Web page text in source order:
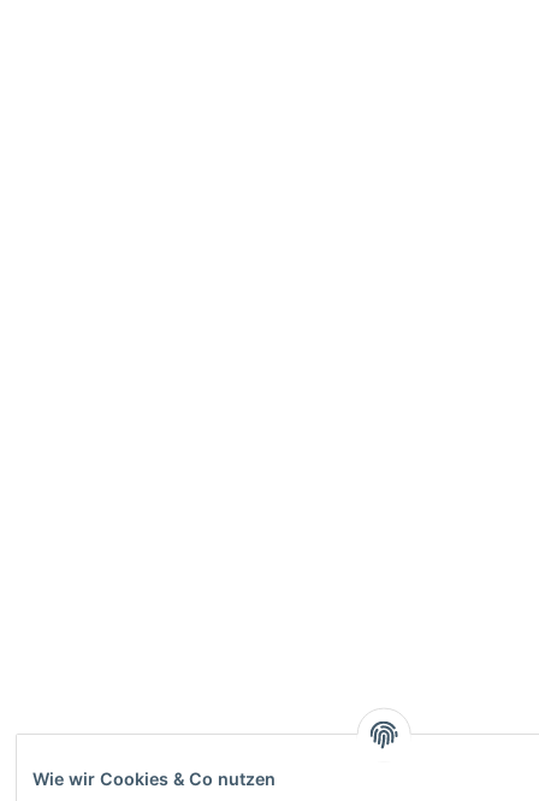
Wie wir Cookies & Co nutzen